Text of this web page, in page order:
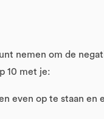
nemen om de
10 met je:
even op te staan en